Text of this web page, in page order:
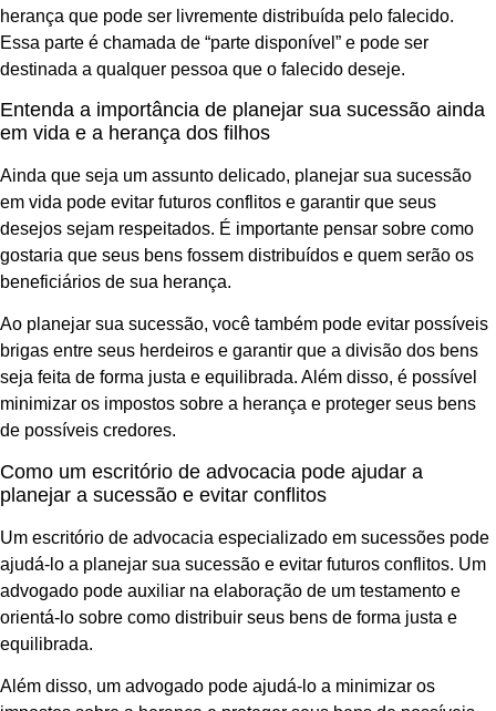
herança que pode ser livremente distribuída pelo falecido.
Essa parte é chamada de “parte disponível” e pode ser
destinada a qualquer pessoa que o falecido deseje.
Entenda a importância de planejar sua sucessão ainda
em vida e a herança dos filhos
Ainda que seja um assunto delicado, planejar sua sucessão
em vida pode evitar futuros conflitos e garantir que seus
desejos sejam respeitados. É importante pensar sobre como
gostaria que seus bens fossem distribuídos e quem serão os
beneficiários de sua herança.
Ao planejar sua sucessão, você também pode evitar possíveis
brigas entre seus herdeiros e garantir que a divisão dos bens
seja feita de forma justa e equilibrada. Além disso, é possível
minimizar os impostos sobre a herança e proteger seus bens
de possíveis credores.
Como um escritório de advocacia pode ajudar a
planejar a sucessão e evitar conflitos
Um escritório de advocacia especializado em sucessões pode
ajudá-lo a planejar sua sucessão e evitar futuros conflitos. Um
advogado pode auxiliar na elaboração de um testamento e
orientá-lo sobre como distribuir seus bens de forma justa e
equilibrada.
Além disso, um advogado pode ajudá-lo a minimizar os